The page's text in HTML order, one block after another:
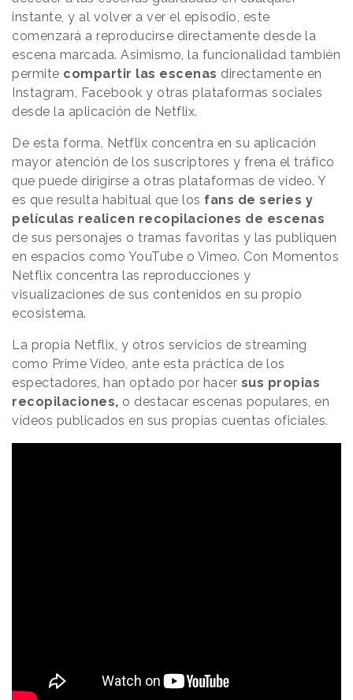
instante, y al volver a ver el episodio, este
comenzará a reproducirse directamente desde la
escena marcada. Asimismo, la funcionalidad también
permite compartir las escenas directamente en
Instagram, Facebook y otras plataformas sociales
desde la aplicación de Netflix.
De esta forma, Netflix concentra en su aplicación
mayor atención de los suscriptores y frena el tráfico
que puede dirigirse a otras plataformas de vídeo. Y
es que resulta habitual que los fans de series y
películas realicen recopilaciones de escenas
de sus personajes o tramas favoritas y las publiquen
en espacios como YouTube o Vimeo. Con Momentos
Netflix concentra las reproducciones y
visualizaciones de sus contenidos en su propio
ecosistema.
La propia Netflix, y otros servicios de streaming
como Prime Vídeo, ante esta práctica de los
espectadores, han optado por hacer sus propias
recopilaciones, o destacar escenas populares, en
vídeos publicados en sus propias cuentas oficiales.